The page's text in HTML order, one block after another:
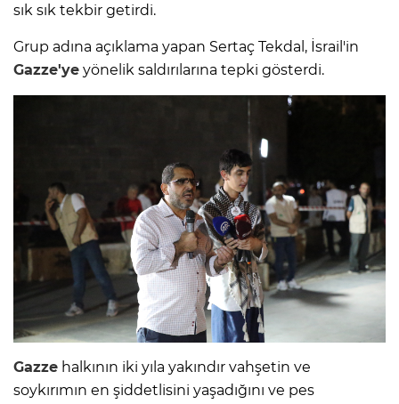
sık sık tekbir getirdi.
Grup adına açıklama yapan Sertaç Tekdal, İsrail'in
Gazze'ye yönelik saldırılarına tepki gösterdi.
Gazze halkının iki yıla yakındır vahşetin ve
soykırımın en şiddetlisini yaşadığını ve pes